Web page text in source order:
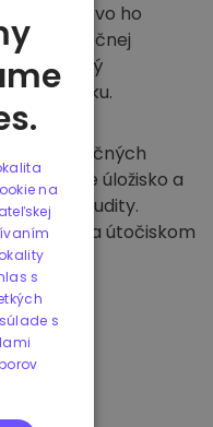
ho
a bezpečnej
Každý
peňaženku.
a ich finančných
offline úložisko a
audity.
platforma útočiskom
na
s
s